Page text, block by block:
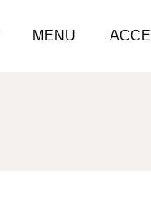
MENU
ン受付中！体験レッス